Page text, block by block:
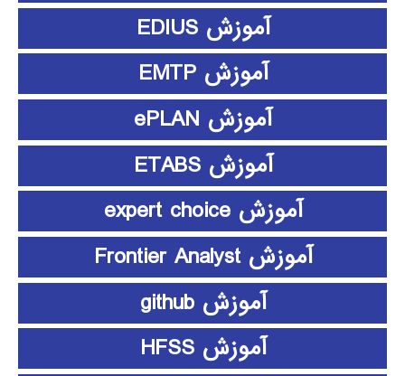
آموزش EDIUS
آموزش EMTP
آموزش ePLAN
آموزش ETABS
آموزش expert choice
آموزش Frontier Analyst
آموزش github
آموزش HFSS